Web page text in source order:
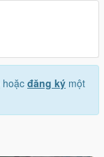
hoặc đăng ký một